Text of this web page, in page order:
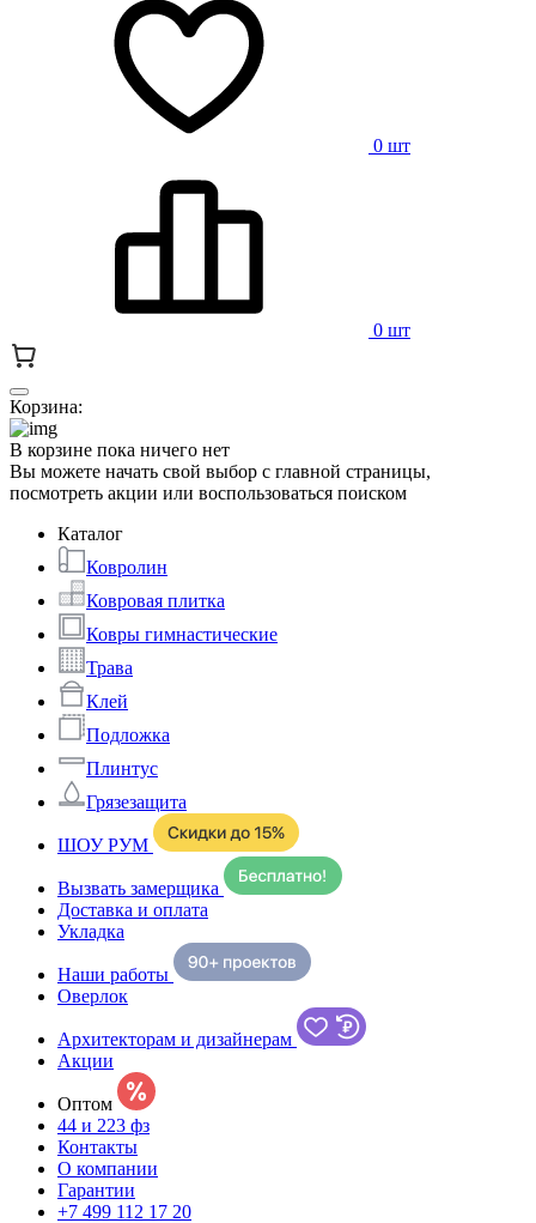
0 шт
0 шт
Корзина:
В корзине пока ничего нет
Вы можете начать свой выбор с главной страницы,
посмотреть акции или воспользоваться поиском
Каталог
Ковролин
Ковровая плитка
Ковры гимнастические
Трава
Клей
Подложка
Плинтус
Грязезащита
ШОУ РУМ
Вызвать замерщика
Доставка и оплата
Укладка
Наши работы
Оверлок
Архитекторам и дизайнерам
Акции
Оптом
44 и 223 фз
Контакты
О компании
Гарантии
+7 499 112 17 20